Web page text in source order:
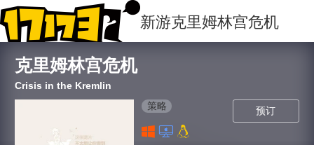
新游克里姆林宫危机
克里姆林宫危机
Crisis in the Kremlin
预订
策略